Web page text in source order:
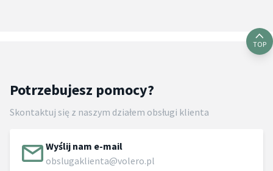
TOP
Potrzebujesz pomocy?
Skontaktuj się z naszym działem obsługi klienta
Wyślij nam e-mail
obslugaklienta@volero.pl